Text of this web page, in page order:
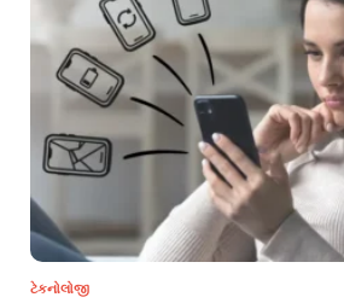
ટેકનોલોજી